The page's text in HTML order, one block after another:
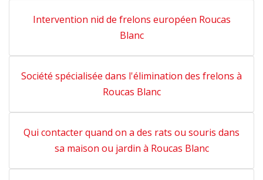
Intervention nid de frelons européen Roucas
Blanc
Société spécialisée dans l'élimination des frelons à
Roucas Blanc
Qui contacter quand on a des rats ou souris dans
sa maison ou jardin à Roucas Blanc